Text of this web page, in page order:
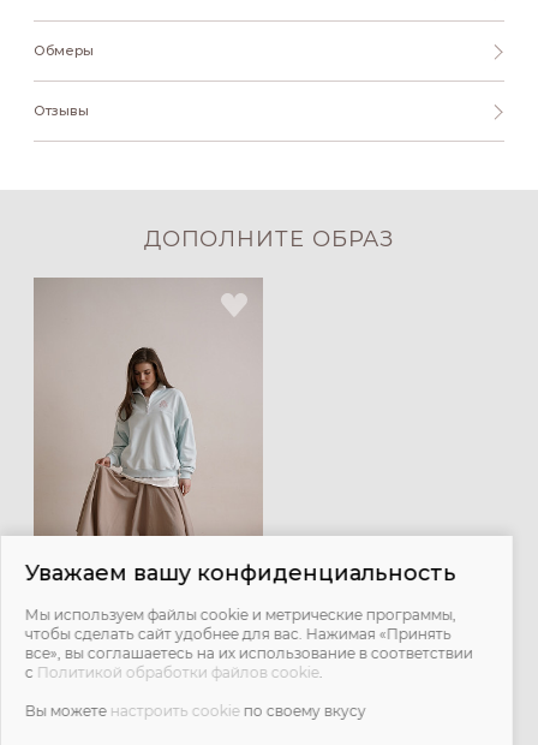
Обмеры
Отзывы
ДОПОЛНИТЕ ОБРАЗ
Подъюбник Moon - мокко
4 600 ₽
Уважаем вашу конфиденциальность
Мы используем файлы cookie и метрические программы,
чтобы сделать сайт удобнее для вас. Нажимая «Принять
все», вы соглашаетесь на их использование в соответствии
с Политикой обработки файлов cookie.
Вы можете настроить cookie по своему вкусу